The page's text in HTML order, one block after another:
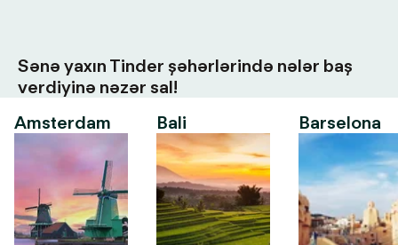
Sənə yaxın Tinder şəhərlərində nələr baş
verdiyinə nəzər sal!
Amsterdam
Bali Barselona